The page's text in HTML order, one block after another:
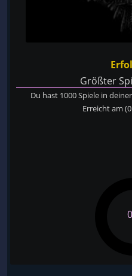
Größter
Du hast 1000 Spiele in
Erreicht am